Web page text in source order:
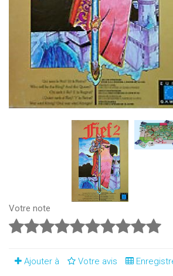
Votre note
Ajouter à Votre avis